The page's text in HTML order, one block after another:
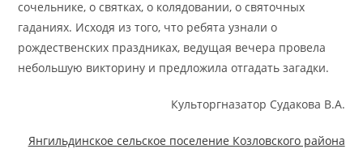
сочельнике, о святках, о колядовании, о святочных
гаданиях. Исходя из того, что ребята узнали о
рождественских праздниках, ведущая вечера провела
небольшую викторину и предложила отгадать загадки.
Культоргназатор Судакова В.А.
Янгильдинское сельское поселение Козловского района